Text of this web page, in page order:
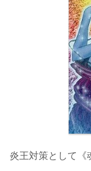
炎王対策として《